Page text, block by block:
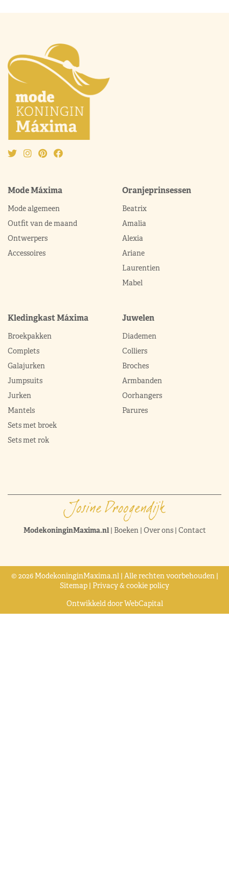
Mode Máxima
Mode algemeen
Outfit van de maand
Ontwerpers
Accessoires
Oranjeprinsessen
Beatrix
Amalia
Alexia
Ariane
Laurentien
Mabel
Kledingkast Máxima
Broekpakken
Complets
Galajurken
Jumpsuits
Jurken
Mantels
Sets met broek
Sets met rok
Juwelen
Diademen
Colliers
Broches
Armbanden
Oorhangers
Parures
ModekoninginMaxima.nl| Boeken| Over ons| Contact
© 2026 ModekoninginMaxima.nl | Alle rechten voorbehouden |
Sitemap | Privacy & cookie policy
Ontwikkeld doorWebCapital